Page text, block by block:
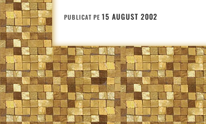
PUBLICAT PE 15 AUGUST 2002